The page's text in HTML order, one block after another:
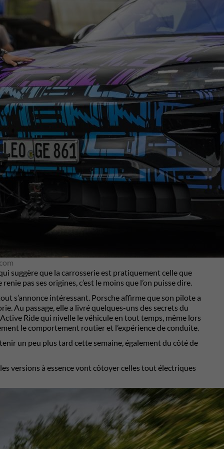
suggère que la carrosserie est pratiquement celle que
pas ses origines, c’est le moins que l’on puisse dire.
s’annonce intéressant. Porsche affirme que son pilote a
Au passage, elle a livré quelques-uns des secrets du
Ride qui nivelle le véhicule en tout temps, même lors
le comportement routier et l’expérience de conduite.
un peu plus tard cette semaine, également du côté de
versions à essence vont côtoyer celles tout électriques